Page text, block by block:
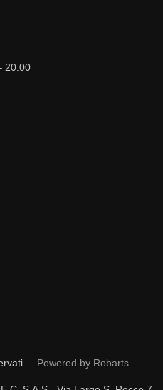
20:00
– Powered by Robarts